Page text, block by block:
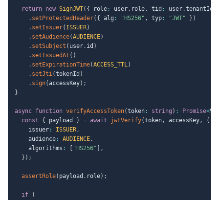
return new SignJWT( { role : user. role, tid : user.tenantId
. setProtectedHeader( { alg : "HS256" , typ : "JWT" } )
. setIssuer( ISSUER)
. setAudience(AUDIENCE)
. setSubject ( user. id )
. setIssuedAt ( )
. setExpirationTime(ACCESS_TTL)
. setJti(tokenId )
. sign(accessKey) ;
}
async function verifyAccessToken(token : string ) : Promise<
const
{ payload } = await jwtVerify(token, accessKey,
{
    issuer
: ISSUER,
    audience
: AUDIENCE,
    algorithms
: "HS256"
,
} ) ;
assertRole( payload . role) ;
if
(